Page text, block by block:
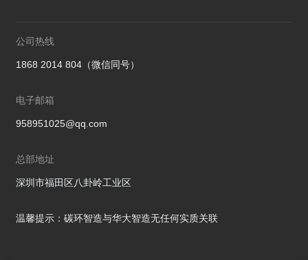
公司热线
1868 2014 804（微信同号）
电子邮箱
958951025@qq.com
总部地址
深圳市福田区八卦岭工业区
温馨提示：碳环智造与华大智造无任何实质关联